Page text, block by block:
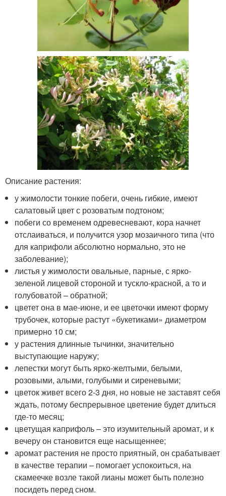
Описание растения:
у жимолости тонкие побеги, очень гибкие, имеют
салатовый цвет с розоватым подтоном;
побеги со временем одревесневают, кора начнет
отслаиваться, и получится узор мозаичного типа (что
для каприфоли абсолютно нормально, это не
заболевание);
листья у жимолости овальные, парные, с ярко-
зеленой лицевой стороной и тускло-красной, а то и
голубоватой – обратной;
цветет она в мае-июне, и ее цветочки имеют форму
трубочек, которые растут «букетиками» диаметром
примерно 10 см;
у растения длинные тычинки, значительно
выступающие наружу;
лепестки могут быть ярко-желтыми, белыми,
розовыми, алыми, голубыми и сиреневыми;
цветок живет всего 2-3 дня, но новые не заставят себя
ждать, потому беспрерывное цветение будет длиться
где-то месяц;
цветущая каприфоль – это изумительный аромат, и к
вечеру он становится еще насыщеннее;
аромат растения не просто приятный, он срабатывает
в качестве терапии – помогает успокоиться, на
скамеечке возле такой лианы может быть полезно
посидеть перед сном.